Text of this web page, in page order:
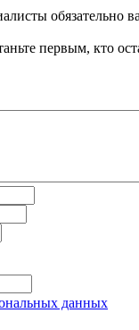
обязательно
первым, кто
данных